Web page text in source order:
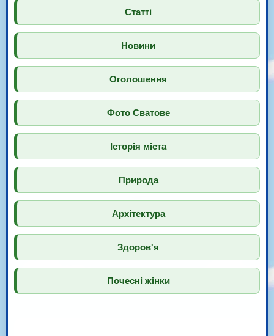
Статті
Новини
Оголошення
Фото Сватове
Історія міста
Природа
Архітектура
Здоров'я
Почесні жінки